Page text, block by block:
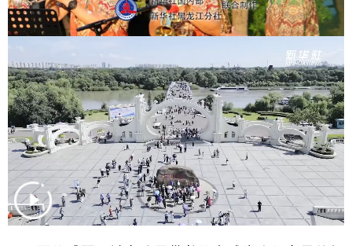
浙江 安徽 福建 江西
山东 河南 湖北 湖南
广东 广西 海南 重庆
四川 贵州 云南 西藏
陕西 甘肃 青海 宁夏
新疆 内蒙古 黑龙江
多语种频道